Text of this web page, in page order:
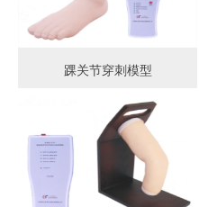
踝关节穿刺模型